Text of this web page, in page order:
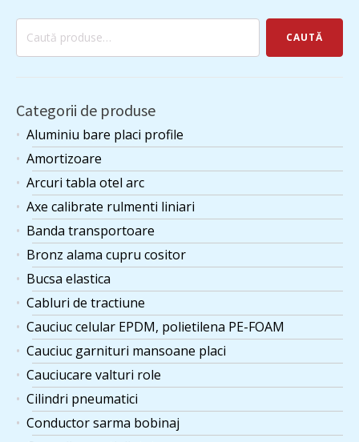
Caută
CAUTĂ
Categorii de produse
Aluminiu bare placi profile
Amortizoare
Arcuri tabla otel arc
Axe calibrate rulmenti liniari
Banda transportoare
Bronz alama cupru cositor
Bucsa elastica
Cabluri de tractiune
Cauciuc celular EPDM, polietilena PE-FOAM
Cauciuc garnituri mansoane placi
Cauciucare valturi role
Cilindri pneumatici
Conductor sarma bobinaj